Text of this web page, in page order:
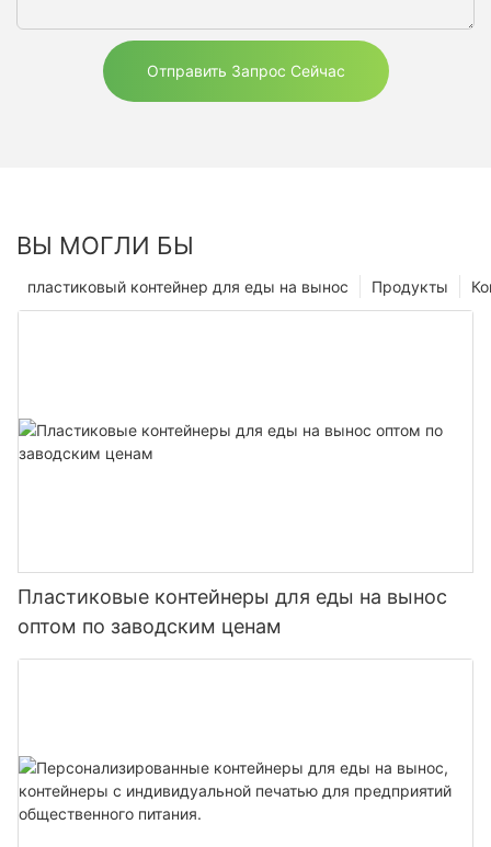
Отправить Запрос Сейчас
ВЫ МОГЛИ БЫ
Продукты
пластиковый контейнер для еды на вынос
Пластиковые контейнеры для еды на вынос
оптом по заводским ценам